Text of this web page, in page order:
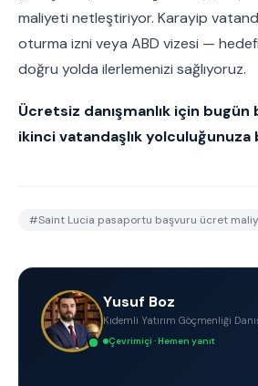
maliyeti netleştiriyor. Karayip
oturma izni veya ABD vizesi —
doğru yolda ilerlemenizi sağlıyoruz.
Ücretsiz danışmanlık için bugün
ikinci vatandaşlık yolculuğunuza
#Saint Lucia pasaportu başvuru ücret
Yusuf Boz
Kıdemli Yatırım Göçmenliği
Çevrimiçi · Hemen yanıt